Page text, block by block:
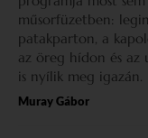
műsorfüzetben:
patakparton, a
az öreg hídon és az
is nyílik meg igazán.
Muray Gábor